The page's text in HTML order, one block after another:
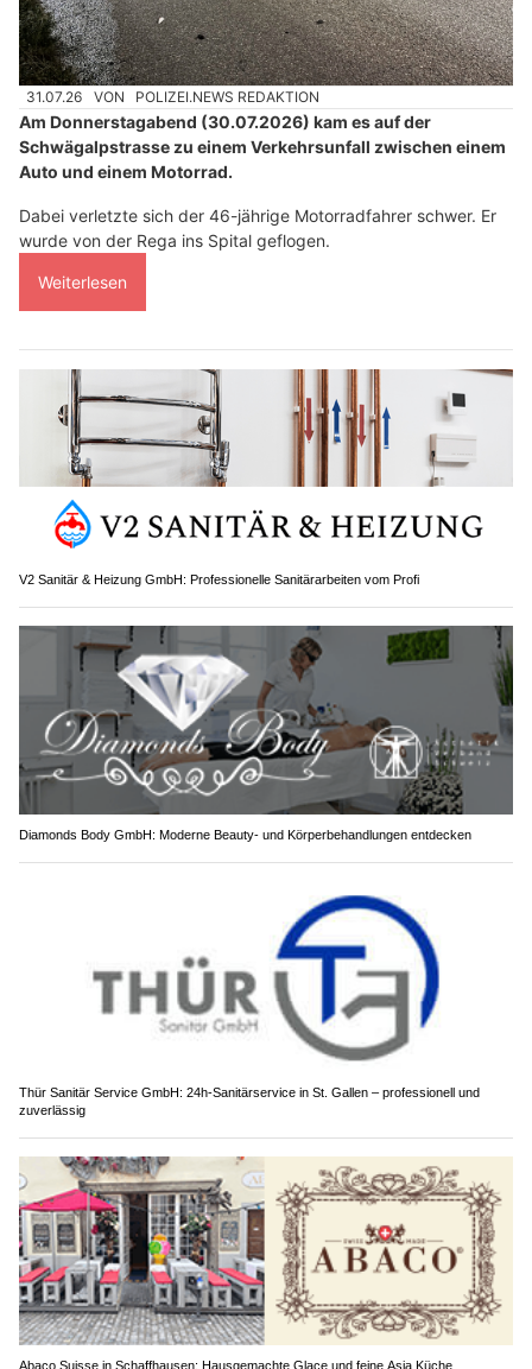
31.07.26 VON POLIZEI.NEWS REDAKTION
Am Donnerstagabend (30.07.2026) kam es auf der
Schwägalpstrasse zu einem Verkehrsunfall zwischen einem
Auto und einem Motorrad.
Dabei verletzte sich der 46-jährige Motorradfahrer schwer. Er
wurde von der Rega ins Spital geflogen.
Weiterlesen
V2 Sanitär & Heizung GmbH: Professionelle Sanitärarbeiten vom Profi
Diamonds Body GmbH: Moderne Beauty- und Körperbehandlungen entdecken
Thür Sanitär Service GmbH: 24h-Sanitärservice in St. Gallen – professionell und
zuverlässig
Abaco Suisse in Schaffhausen: Hausgemachte Glace und feine Asia Küche